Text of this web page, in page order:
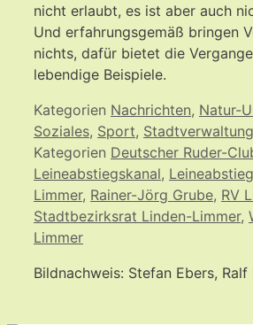
nicht erlaubt, es ist aber auch
Und erfahrungsgemäß bringen
nichts, dafür bietet die
lebendige Beispiele.
Kategorien Nachrichten, Natur-
Soziales, Sport, Stadtverwaltung
Kategorien Deutscher Ruder-
Leineabstiegskanal,
Limmer, Rainer-Jörg Grube, RV
Stadtbezirksrat Linden-Limmer,
Limmer
Bildnachweis: Stefan Ebers,